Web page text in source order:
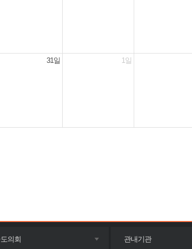
31일 1일
의회 관내기관